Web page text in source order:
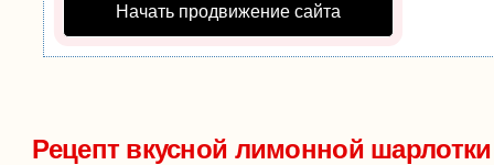
Начать продвижение сайта
Рецепт вкусной лимонной шарлотки